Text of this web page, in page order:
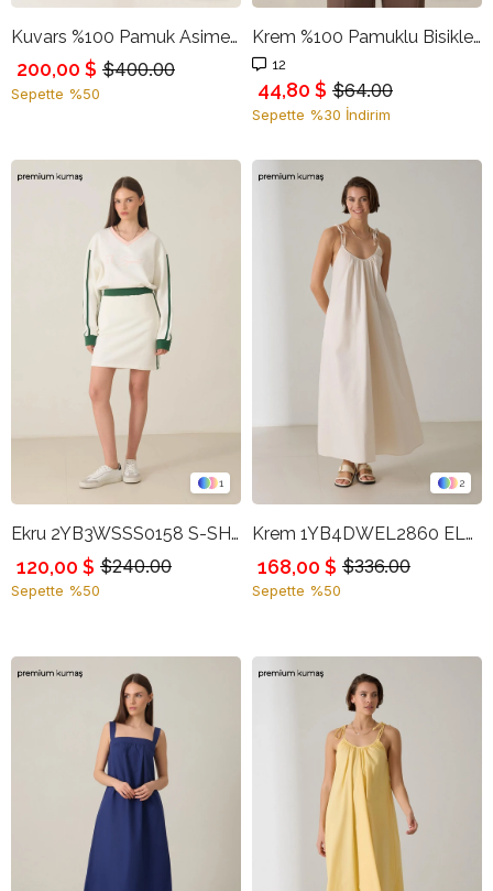
Kuvars %100 Pamuk Asimetrik Yaka Detaylı Belden Oturtmalı Rahat Kesim Midi Elbise
$400.00
200,00 $
Sepette %50
Krem %100 Pamuklu Bisiklet Yaka Basic Kısa Kollu Oversize T-Shirt
12
$64.00
44,80 $
Sepette %30 İndirim
1
Ekru 2YB3WSSS0158 S-SHIRT
$240.00
120,00 $
Sepette %50
2
Krem 1YB4DWEL2860 ELBİSE
$336.00
168,00 $
Sepette %50